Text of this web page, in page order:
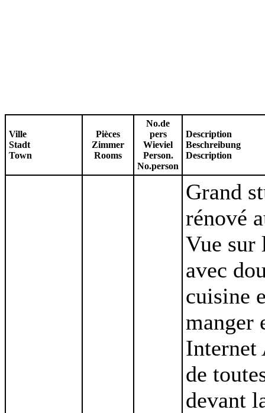
Ville
Stadt
Town
Pièces
Zimmer
Rooms
No.de
pers
Wieviel
Person.
No.person
Description
Beschreibung
Description
Grand
rénové
Vue sur
avec
cuisine
manger
Internet
de
devant